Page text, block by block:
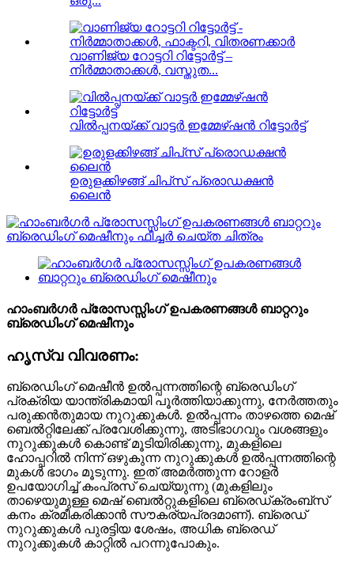
വാണിജ്യ റോട്ടറി റിട്ടോർട്ട് –
നിർമ്മാതാക്കൾ, വസ്തുത...
വിൽപ്പനയ്ക്ക് വാട്ടർ ഇമ്മേഴ്‌ഷൻ റിട്ടോർട്ട്
ഉരുളക്കിഴങ്ങ് ചിപ്‌സ് പ്രൊഡക്ഷൻ
ലൈൻ
ഹാംബർഗർ പ്രോസസ്സിംഗ് ഉപകരണങ്ങൾ ബാറ്ററും
ബ്രെഡിംഗ് മെഷീനും
ഹൃസ്വ വിവരണം:
ബ്രെഡിംഗ് മെഷീൻ ഉൽപ്പന്നത്തിന്റെ ബ്രെഡിംഗ്
പ്രക്രിയ യാന്ത്രികമായി പൂർത്തിയാക്കുന്നു, നേർത്തതും
പരുക്കൻതുമായ നുറുക്കുകൾ. ഉൽപ്പന്നം താഴത്തെ മെഷ്
ബെൽറ്റിലേക്ക് പ്രവേശിക്കുന്നു, അടിഭാഗവും വശങ്ങളും
നുറുക്കുകൾ കൊണ്ട് മൂടിയിരിക്കുന്നു, മുകളിലെ
ഹോപ്പറിൽ നിന്ന് ഒഴുകുന്ന നുറുക്കുകൾ ഉൽപ്പന്നത്തിന്റെ
മുകൾ ഭാഗം മൂടുന്നു. ഇത് അമർത്തുന്ന റോളർ
ഉപയോഗിച്ച് കംപ്രസ് ചെയ്യുന്നു (മുകളിലും
താഴെയുമുള്ള മെഷ് ബെൽറ്റുകളിലെ ബ്രെഡ്ക്രംബ്സ്
കനം ക്രമീകരിക്കാൻ സൗകര്യപ്രദമാണ്). ബ്രെഡ്
നുറുക്കുകൾ പുരട്ടിയ ശേഷം, അധിക ബ്രെഡ്
നുറുക്കുകൾ കാറ്റിൽ പറന്നുപോകും.